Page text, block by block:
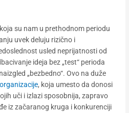
su nam u prethodnom periodu
uvek deluju rizično i
usled neprijatnosti od
ideja bez „test“ perioda
„bezbedno“. Ovo na duže
organizacije, koja umesto da donosi
uči i izlazi sposobnija, zapravo
iz začaranog kruga i konkurenciji